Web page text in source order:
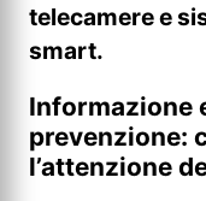
telecamere e
smart.
Informazione
prevenzione:
l’attenzione